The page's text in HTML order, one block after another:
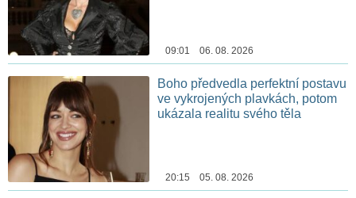
09:01 06. 08. 2026
Boho předvedla perfektní postavu
ve vykrojených plavkách, potom
ukázala realitu svého těla
20:15 05. 08. 2026